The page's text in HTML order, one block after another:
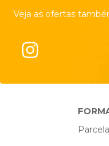
Veja as ofertas